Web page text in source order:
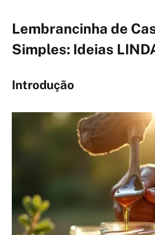
Lembrancinha de
Simples: Ideias
Introdução